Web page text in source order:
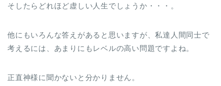
そしたらどれほど虚しい人生でしょうか・・・。
他にもいろんな答えがあると思いますが、私達人間同士で
考えるには、あまりにもレベルの高い問題ですよね。
正直神様に聞かないと分かりません。